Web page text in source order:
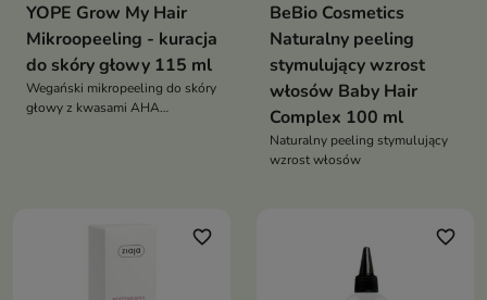
YOPE Grow My Hair
Mikroopeeling - kuracja
do skóry głowy 115 ml
Wegański mikropeeling do skóry
głowy z kwasami AHA
BeBio Cosmetics
Naturalny peeling
stymulujący wzrost
włosów Baby Hair
Complex 100 ml
Naturalny peeling stymulujący
wzrost włosów
favorite_border favorite_border